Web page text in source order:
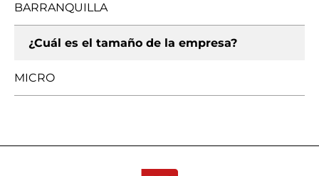
BARRANQUILLA
¿Cuál es el tamaño de la empresa?
MICRO